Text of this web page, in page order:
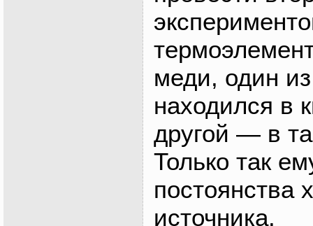
меди, один из
находился в
другой — в
Только так
постоянства
источника.